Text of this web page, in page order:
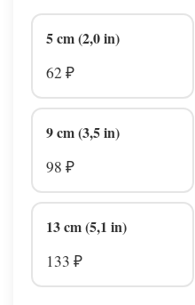
5 cm (2,0 in)
62 ₽
9 cm (3,5 in)
98 ₽
13 cm (5,1 in)
133 ₽